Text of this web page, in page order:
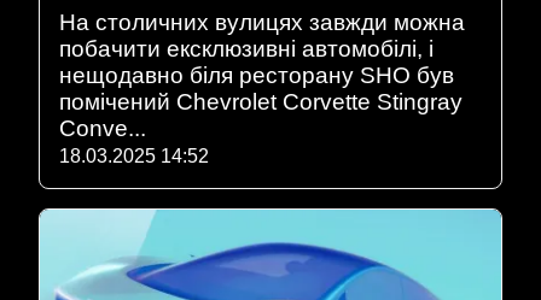
На столичних вулицях завжди можна
побачити ексклюзивні автомобілі, і
нещодавно біля ресторану SHO був
помічений Chevrolet Corvette Stingray
Conve...
18.03.2025 14:52